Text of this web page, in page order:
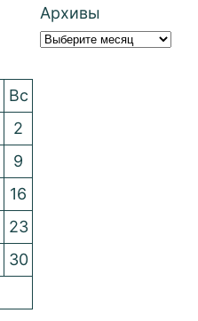
Архивы
Вс
2
9
16
23
30